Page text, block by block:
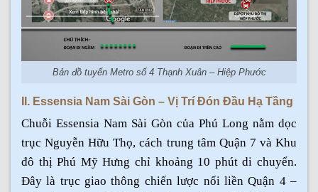
Bản đồ tuyến Metro số 4 Thạnh Xuân – Hiệp Phước
II. Essensia Nam Sài Gòn – Vị Trí Đón Đầu Hạ Tầng
Chuỗi Essensia Nam Sài Gòn của Phú Long nằm dọc
trục Nguyễn Hữu Thọ, cách trung tâm Quận 7 và Khu
đô thị Phú Mỹ Hưng chỉ khoảng 10 phút di chuyển.
Đây là trục giao thông chiến lược nối liền Quận 4 –